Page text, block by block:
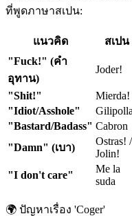
ที่พูดภาษาสเปน:
แนวคิด สเปน
"Fuck!" (คำ
อุทาน)
Joder!
"Shit!" Mierda!
"Idiot/Asshole"
"Bastard/Badass" Cabron
"Damn" (เบา)
Ostras! /
Jolin!
"I don't care"
Me la
suda
🌍 ปัญหาเรื่อง 'Coger'